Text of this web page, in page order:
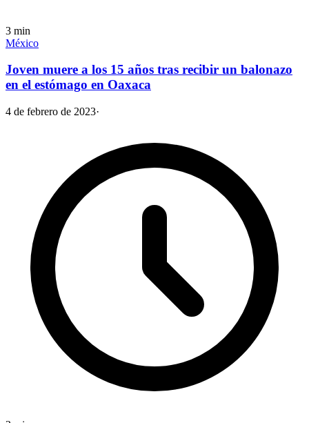
3 min
México
Joven muere a los 15 años tras recibir un balonazo
en el estómago en Oaxaca
4 de febrero de 2023·